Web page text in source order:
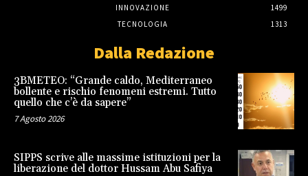
INNOVAZIONE
1499
TECNOLOGIA
1313
Dalla Redazione
3BMETEO: “Grande caldo, Mediterraneo
bollente e rischio fenomeni estremi. Tutto
quello che c’è da sapere”
7 Agosto 2026
SIPPS scrive alle massime istituzioni per la
liberazione del dottor Hussam Abu Safiya